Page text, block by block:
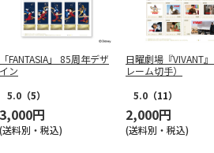
「FANTASIA」 85周年デザ
イン
5.0 （5）
3,000円
(送料別・税込)
日曜劇場『VIVANT
レーム切手）
5.0 （11）
2,000円
(送料別・税込)